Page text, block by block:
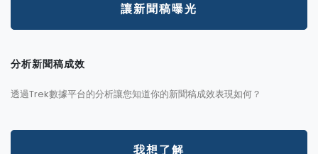
讓新聞稿曝光
分析新聞稿成效
透過Trek數據平台的分析讓您知道你的新聞稿成效表現如何？
我想了解